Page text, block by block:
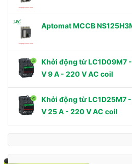
Aptomat MCCB
Khởi động từ LC1D09M7
V 9 A - 220 V AC coil
Khởi động từ LC1D25M7
V 25 A - 220 V AC coil